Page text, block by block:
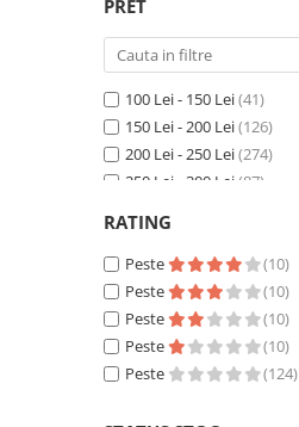
PRET
100 Lei - 150 Lei(41)
150 Lei - 200 Lei(126)
200 Lei - 250 Lei(274)
250 Lei - 300 Lei (87)
400 Lei - 500 Lei
500 Lei - 750 Lei(6)
Peste 1000 Lei (11)
RATING
Peste
(10)
Peste
(10)
Peste
(10)
Peste
(10)
Peste
(124)